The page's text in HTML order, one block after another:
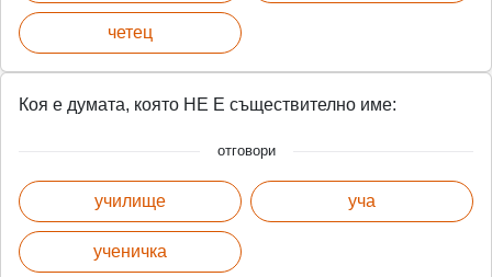
четец
Коя е думата, която НЕ Е съществително име:
отговори
училище
ученичка
уча